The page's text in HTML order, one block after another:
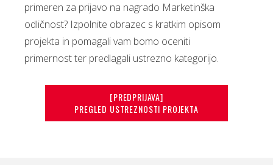
primeren za prijavo na nagrado Marketinška
odličnost? Izpolnite obrazec s kratkim opisom
projekta in pomagali vam bomo oceniti
primernost ter predlagali ustrezno kategorijo.
[PREDPRIJAVA]
PREGLED USTREZNOSTI PROJEKTA